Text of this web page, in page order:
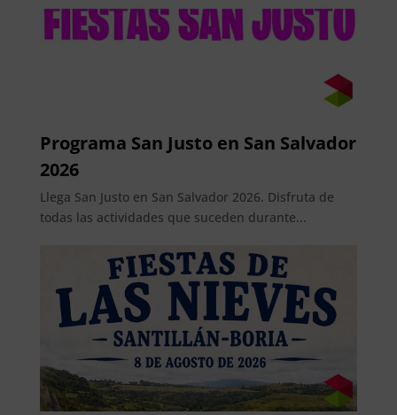
Programa San Justo en San Salvador
2026
Llega San Justo en San Salvador 2026. Disfruta de
todas las actividades que suceden durante...